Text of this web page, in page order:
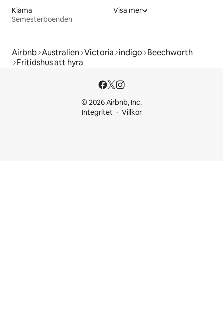
Kiama
Semesterboenden
Visa mer
Airbnb Australien Victoria indigo Beechworth
Fritidshus att hyra
© 2026 Airbnb, Inc.
Integritet
Villkor